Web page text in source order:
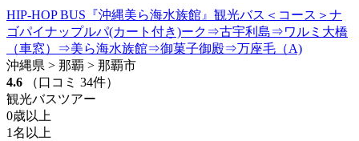
HIP-HOP BUS『沖縄美ら海水族館』観光バス＜コース＞ナ
ゴパイナップルパ(カート付き)ーク⇒古宇利島⇒ワルミ大橋
（車窓）⇒美ら海水族館⇒御菓子御殿⇒万座毛（A)
沖縄県 > 那覇 > 那覇市
4.6
（口コミ 34件）
観光バスツアー
0歳以上
1名以上